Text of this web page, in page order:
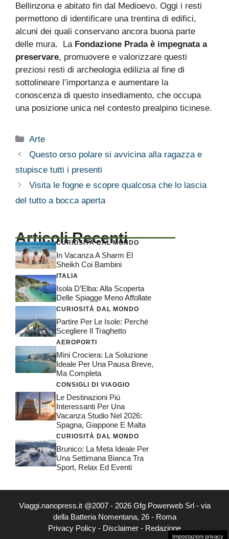
Bellinzona e abitato fin dal Medioevo. Oggi i resti
permettono di identificare una trentina di edifici,
alcuni dei quali conservano ancora buona parte
delle mura. La Fondazione Prada è impegnata a
preservare, promuovere e valorizzare questi
preziosi resti di archeologia edilizia al fine di
sottolineare l’importanza e aumentare la
conoscenza di questo insediamento, che occupa
una posizione unica nel contesto prealpino ticinese.
Categorie
Arte
Questo orso polare si avvicina alla ragazza e
stupisce tutti i presenti
Visita le fogne e scopre qualcosa che lo lascia
del tutto a bocca aperta
Articoli Recenti
CURIOSITÀ DAL MONDO
In Vacanza A Sharm El
Sheikh Coi Bambini
ITALIA
Isola D’Elba: Alla Scoperta
Delle Spiagge Meno Affollate
CURIOSITÀ DAL MONDO
Partire Per Le Isole: Perché
Scegliere Il Traghetto
AEROPORTI
Mini Crociera: La Soluzione
Ideale Per Una Pausa Breve,
Ma Completa
CONSIGLI DI VIAGGIO
Le Destinazioni Più
Interessanti Per Una
Vacanza Studio Nel 2026:
Spagna, Giappone E Malta
CURIOSITÀ DAL MONDO
Brunico: La Meta Ideale Per
Una Settimana Bianca Tra
Sport, Relax Ed Eventi
Viaggi.nanopress.it @2007 - 2026 Gfg Powerweb Srl - via
della Batteria Nomentana, 26 - Roma
Privacy Policy - Disclaimer - Redazione
Impostazioni privacy